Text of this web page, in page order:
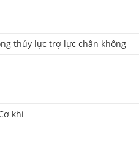
thủy lực trợ lực chân không
khí